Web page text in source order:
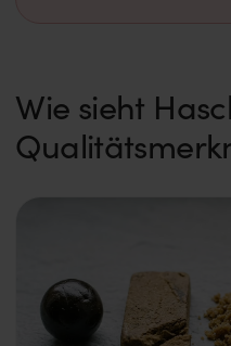
Wie sieht